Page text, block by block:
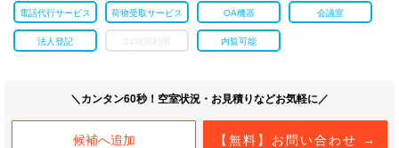
電話代行サービス 荷物受取サービス OA機器 会議室
法人登記 24時間利用 内覧可能
＼カンタン60秒！空室状況・お見積りなどお気軽に／
【無料】お問い合わせ →
候補へ追加